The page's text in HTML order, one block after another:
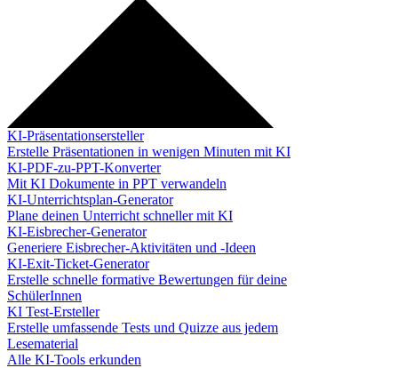
KI-Präsentationsersteller
Erstelle Präsentationen in wenigen Minuten mit KI
KI-PDF-zu-PPT-Konverter
Mit KI Dokumente in PPT verwandeln
KI-Unterrichtsplan-Generator
Plane deinen Unterricht schneller mit KI
KI-Eisbrecher-Generator
Generiere Eisbrecher-Aktivitäten und -Ideen
KI-Exit-Ticket-Generator
Erstelle schnelle formative Bewertungen für deine
SchülerInnen
KI Test-Ersteller
Erstelle umfassende Tests und Quizze aus jedem
Lesematerial
Alle KI-Tools erkunden